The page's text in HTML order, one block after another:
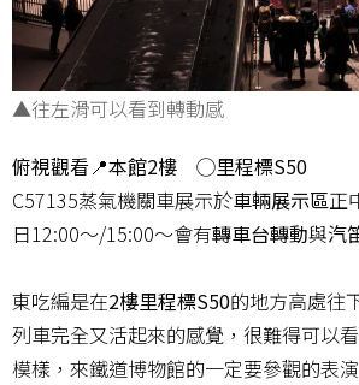
▲往左滑可以看到轉動感
俯視觀看📍本館2樓 ◯里程標S50
C57135蒸氣機關車展示於車輛展示區正
日12:00～/15:00～會有轉車台轉動與汽
東吃編是在2樓里程標S50的地方高處往
列車完全又活起來的感覺，很難得可以
模樣，來鐵道博物館的一定要參觀的表演